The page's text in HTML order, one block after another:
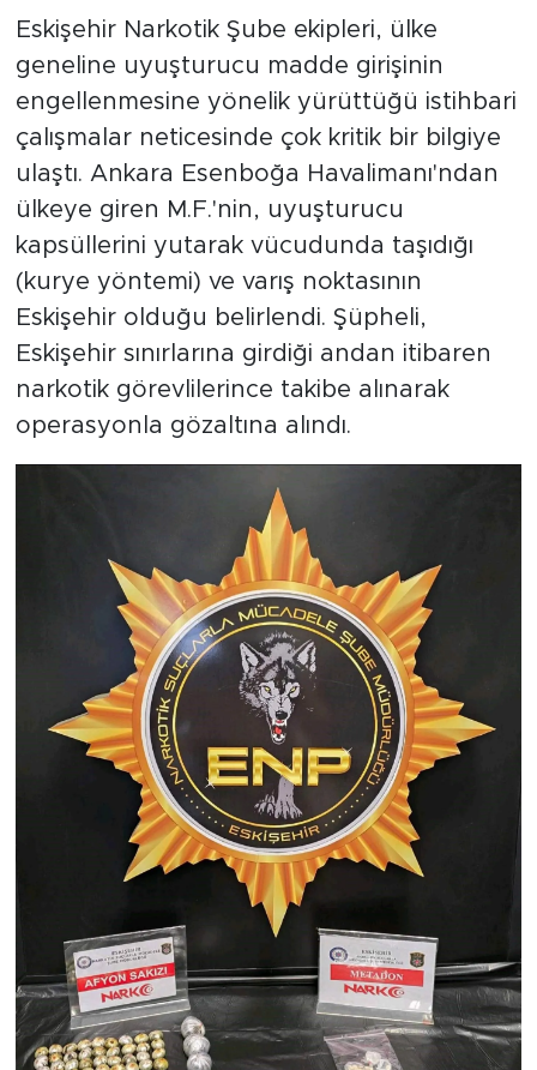
Eskişehir Narkotik Şube ekipleri, ülke
geneline uyuşturucu madde girişinin
engellenmesine yönelik yürüttüğü istihbari
çalışmalar neticesinde çok kritik bir bilgiye
ulaştı. Ankara Esenboğa Havalimanı'ndan
ülkeye giren M.F.'nin, uyuşturucu
kapsüllerini yutarak vücudunda taşıdığı
(kurye yöntemi) ve varış noktasının
Eskişehir olduğu belirlendi. Şüpheli,
Eskişehir sınırlarına girdiği andan itibaren
narkotik görevlilerince takibe alınarak
operasyonla gözaltına alındı.